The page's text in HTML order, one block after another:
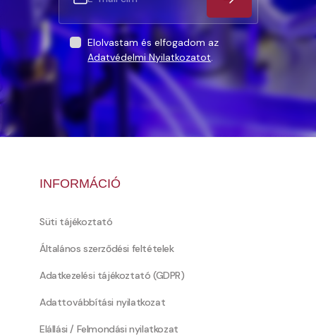
Elolvastam és elfogadom az
Adatvédelmi Nyilatkozatot.
INFORMÁCIÓ
Süti tájékoztató
Általános szerződési feltételek
Adatkezelési tájékoztató (GDPR)
Adattovábbítási nyilatkozat
Elállási / Felmondási nyilatkozat